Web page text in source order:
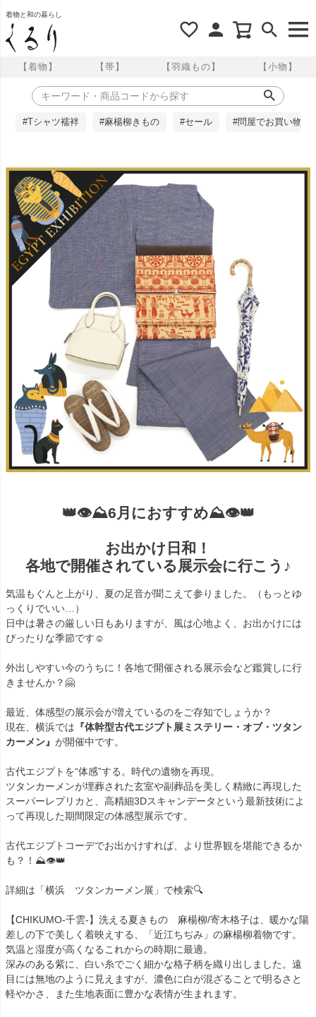
着物と和の暮らし
【着物】 【帯】 【羽織もの】 【小物】
#Tシャツ襦袢 #麻楊柳きもの #セール #問屋でお買い物
👑👁️⛰️6月におすすめ⛰️👁️👑
お出かけ日和！
各地で開催されている展示会に行こう♪
気温もぐんと上がり、夏の足音が聞こえて参りました。（もっとゆ
っくりでいい…）
日中は暑さの厳しい日もありますが、風は心地よく、お出かけには
ぴったりな季節です☺️
外出しやすい今のうちに！各地で開催される展示会など鑑賞しに行
きませんか？🤗
最近、体感型の展示会が増えているのをご存知でしょうか？
現在、横浜では 『体幹型古代エジプト展ミステリー・オブ・ツタン
カーメン』 が開催中です。
古代エジプトを“体感”する。時代の遺物を再現。
ツタンカーメンが埋葬された玄室や副葬品を美しく精緻に再現した
スーパーレプリカと、高精細3Dスキャンデータという最新技術によ
って再現した期間限定の体感型展示です。
古代エジプトコーデでお出かけすれば、より世界観を堪能できるか
も？！⛰️👁️👑
詳細は「横浜 ツタンカーメン展」で検索🔍
【CHIKUMO-千雲-】洗える夏きもの 麻楊柳/寄木格子は、暖かな陽
差しの下で美しく着映えする、「近江ちぢみ」の麻楊柳着物です。
気温と湿度が高くなるこれからの時期に最適。
深みのある紫に、白い糸でごく細かな格子柄を織り出しました。遠
目には無地のように見えますが、濃色に白が混ざることで明るさと
軽やかさ、また生地表面に豊かな表情が生まれます。